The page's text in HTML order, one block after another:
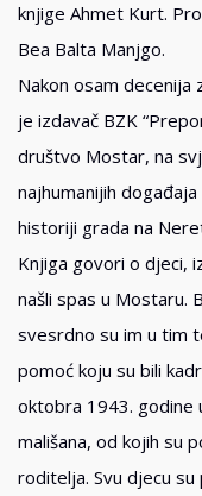
knjige Ahmet Kurt.
Bea Balta Manjgo.
Nakon osam decenija
je izdavač BZK
društvo Mostar, na
najhumanijih
historiji grada na
Knjiga govori o djeci,
našli spas u Mostaru.
svesrdno su im u tim
pomoć koju su bili
oktobra 1943.
mališana, od kojih su
roditelja. Svu djecu